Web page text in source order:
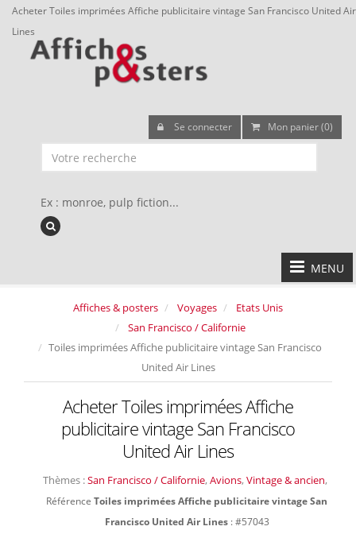
Acheter Toiles imprimées Affiche publicitaire vintage San Francisco United Air
Lines
Se connecter Mon panier (0)
Ex : monroe, pulp fiction...
MENU
Affiches & posters Voyages
Etats Unis
San Francisco / Californie
Toiles imprimées Affiche publicitaire vintage San Francisco
United Air Lines
Acheter Toiles imprimées Affiche
publicitaire vintage San Francisco
United Air Lines
Thèmes :San Francisco / Californie, Avions, Vintage & ancien,
Référence Toiles imprimées Affiche publicitaire vintage San
Francisco United Air Lines : #57043